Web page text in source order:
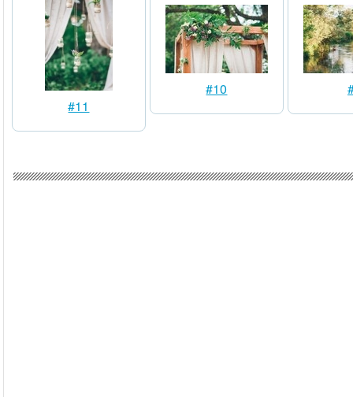
#11
#10